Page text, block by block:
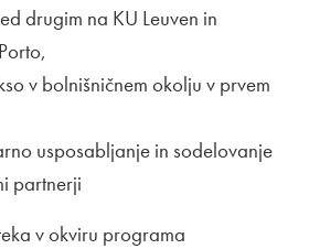
drugim na KU Leuven in
v bolnišničnem okolju v prvem
usposabljanje in sodelovanje
partnerji
v okviru programa